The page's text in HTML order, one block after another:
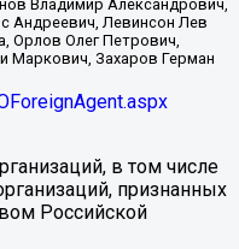
Владимир Александрович,
Андреевич, Левинсон Лев
Орлов Олег Петрович,
Маркович, Захаров Герман
в том числе
признанных
Российской